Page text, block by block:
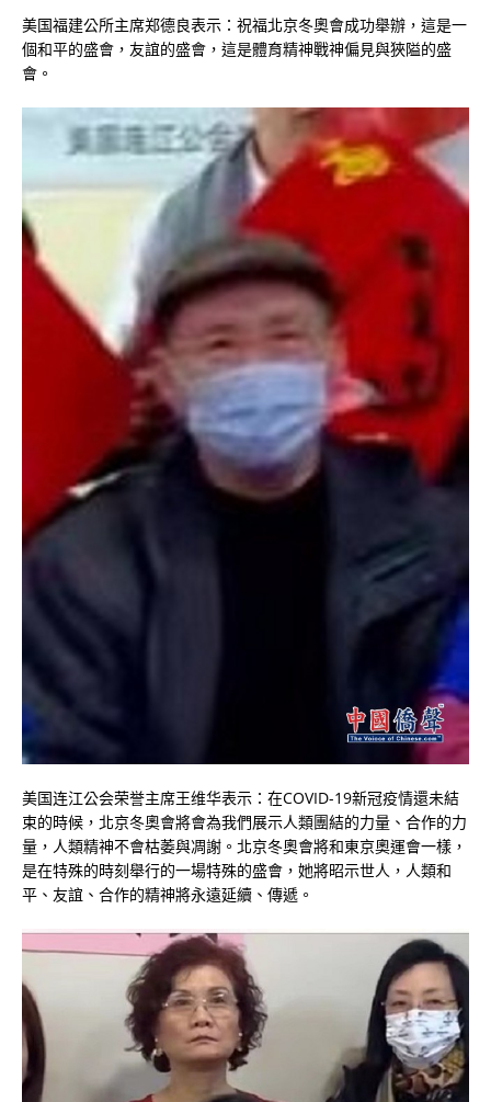
美国福建公所主席郑德良表示：祝福北京冬奧會成功舉辦，這是一
個和平的盛會，友誼的盛會，這是體育精神戰神偏見與狹隘的盛
會。
美国连江公会荣誉主席王维华表示：在COVID-19新冠疫情還未結
束的時候，北京冬奧會將會為我們展示人類團結的力量、合作的力
量，人類精神不會枯萎與凋謝。北京冬奧會將和東京奧運會一樣，
是在特殊的時刻舉行的一場特殊的盛會，她將昭示世人，人類和
平、友誼、合作的精神將永遠延續、傳遞。